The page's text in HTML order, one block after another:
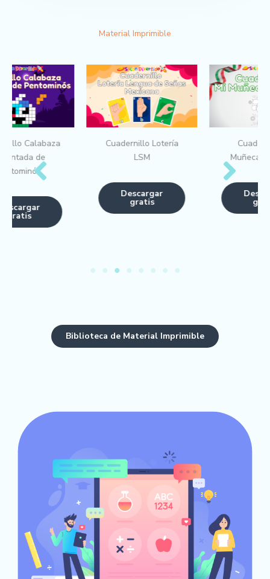
Material Imprimible
Cuadernillo Lotería
Cuadernillo Mi
Descargar
gratis
Biblioteca de Material Imprimible